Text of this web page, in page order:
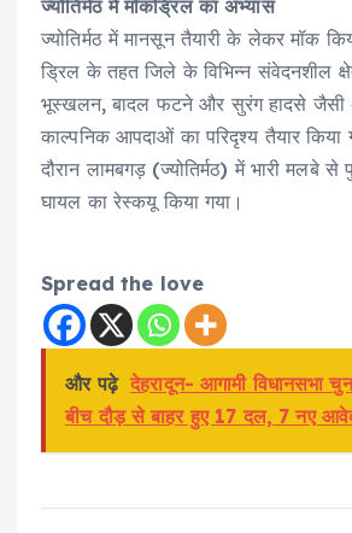
ज्योतिर्मठ में मॉकड्रिल का अभ्यास
ज्योतिर्मठ में मानसून तैयारी के लेकर मॉक
ड्रिल के तहत जिले के विभिन्न संवेदनशील
भूस्खलन, बादल फटने और सुरंग हादसे
काल्पनिक आपदाओं का परिदृश्य तैयार
दौरान लामबगड़ (ज्योतिर्मठ) में भारी मलबे से
घायल का रेस्कयू किया गया।
Spread the love
और पढ़े देहरादून- आगामी विधानसभा
बीच दौड़ से बाहर हुए 17 दल, 7 नए